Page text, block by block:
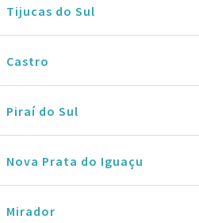
Tijucas do Sul
Castro
Piraí do Sul
Nova Prata do Iguaçu
Mirador